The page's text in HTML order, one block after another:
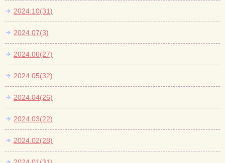
2024.10(31)
2024.07(3)
2024.06(27)
2024.05(32)
2024.04(26)
2024.03(22)
2024.02(28)